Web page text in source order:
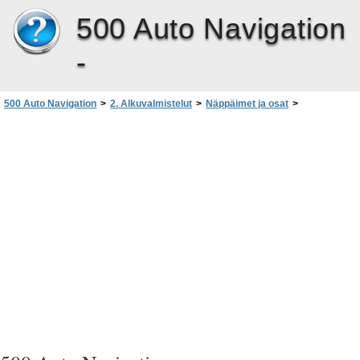
500 Auto Navigation
-
500 Auto Navigation > 2. Alkuvalmistelut > Näppäimet ja osat >